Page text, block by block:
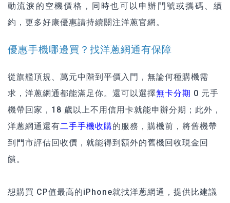
動流淚的空機價格，同時也可以申辦門號或攜碼、續
約，更多好康優惠請持續關注洋蔥官網。
優惠手機哪邊買？找洋蔥網通有保障
從旗艦頂規、萬元中階到平價入門，無論何種購機需
求，洋蔥網通都能滿足你。還可以選擇無卡分期 0 元手
機帶回家，18 歲以上不用信用卡就能申辦分期；此外，
洋蔥網通還有二手手機收購的服務，購機前，將舊機帶
到門市評估回收價，就能得到額外的舊機回收現金回
饋。
想購買 CP值最高的iPhone就找洋蔥網通，提供比建議